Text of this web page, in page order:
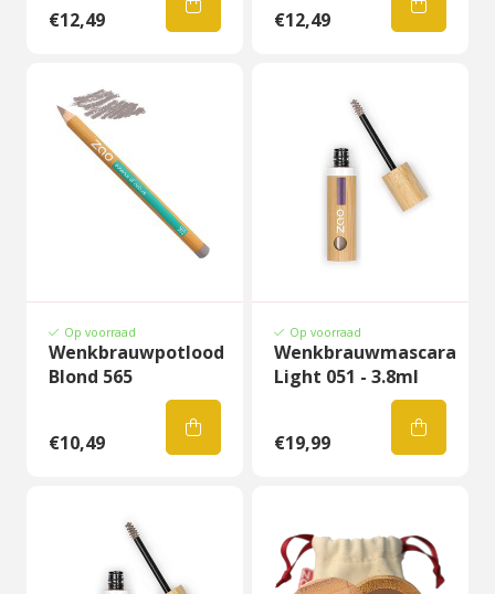
€12,49 €12,49
Op voorraad
Wenkbrauwpotlood
Blond 565
€10,49
Op voorraad
Wenkbrauwmascara
Light 051 - 3.8ml
€19,99